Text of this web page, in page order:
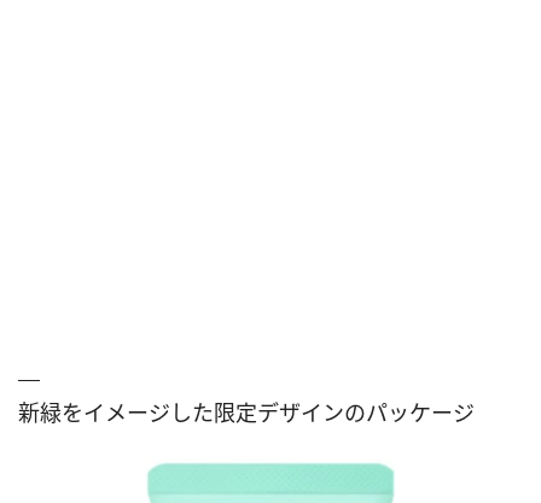
新緑をイメージした限定デザインのパッケージ